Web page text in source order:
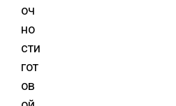
оч
но
сти
гот
ов